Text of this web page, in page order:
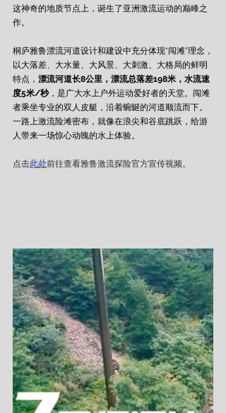
这神奇的地质节点上，诞生了亚洲激流运动的巅峰之
作。
桐庐雅鲁漂流河道设计和建设中充分体现“闯滩”理念，
以大落差、大水量、大风景、大刺激、大格局的鲜明
特点， 漂流河道长8公里，漂流总落差198米，水流速
度5米/秒，是广大水上户外运动爱好者的天堂。闯滩
者乘坐专业的双人皮艇，沿着蜿蜒的河道顺流而下。
一路上激流险滩密布，就像在浪尖和谷底跳跃，给游
人带来一场惊心动魄的水上体验。
点击此处前往查看雅鲁激流探险官方宣传视频。